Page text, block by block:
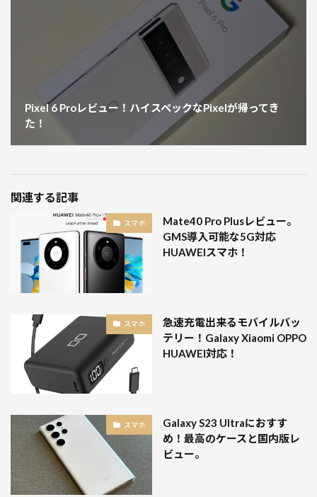
Pixel 6 Proレビュー！ハイスペックなPixelが帰ってき
た！
関連する記事
スマホ
Mate40 Pro Plusレビュー。
GMS導入可能な5G対応
HUAWEIスマホ！
スマホ
急速充電出来るモバイルバッ
テリー！Galaxy Xiaomi OPPO
HUAWEI対応！
スマホ
Galaxy S23 Ultraにおすす
め！最高のケースと国内版レ
ビュー。